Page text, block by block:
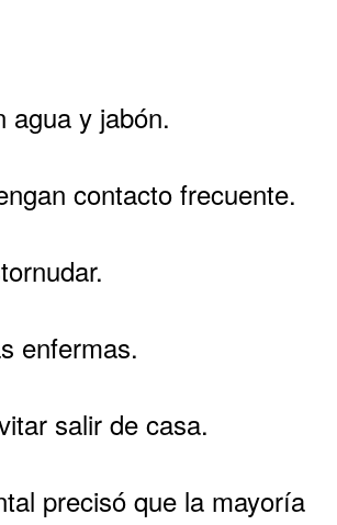
agua y jabón.
contacto frecuente.
enfermas.
salir de casa.
precisó que la mayoría